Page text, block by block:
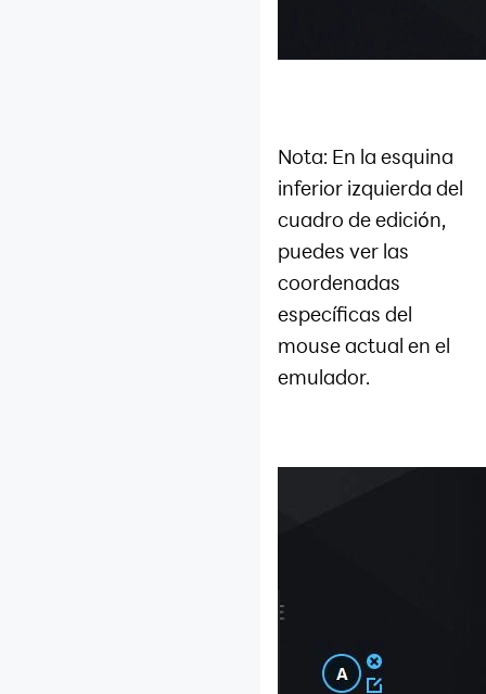
Nota: En la esquina
inferior izquierda del
cuadro de edición,
puedes ver las
coordenadas
específicas del
mouse actual en el
emulador.